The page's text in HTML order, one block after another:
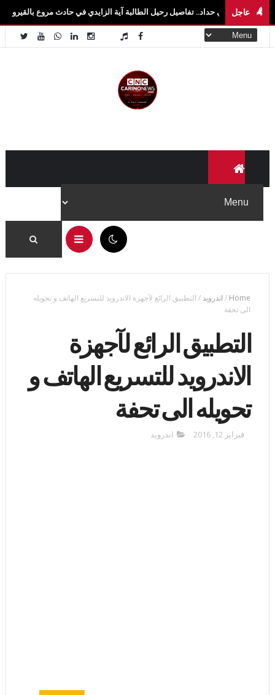
عاجل
حداد.. تفاصيل رحيل الطالبة آية الزايدي في حادث مروع بالقيروان فاجعة تهزّ سيدي
Home
/ اندرويد/ التطبيق الرائع لآجهزة الاندرويد للتسريع الهاتف و تحويله
الى تحفة
التطبيق الرائع لآجهزة
الاندرويد للتسريع الهاتف و
تحويله الى تحفة
فبراير 12, 2016 اندرويد